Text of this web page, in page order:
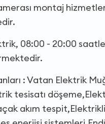
montaj
08:00 - 20:00
: Vatan Elektrik
tesisatı
akım